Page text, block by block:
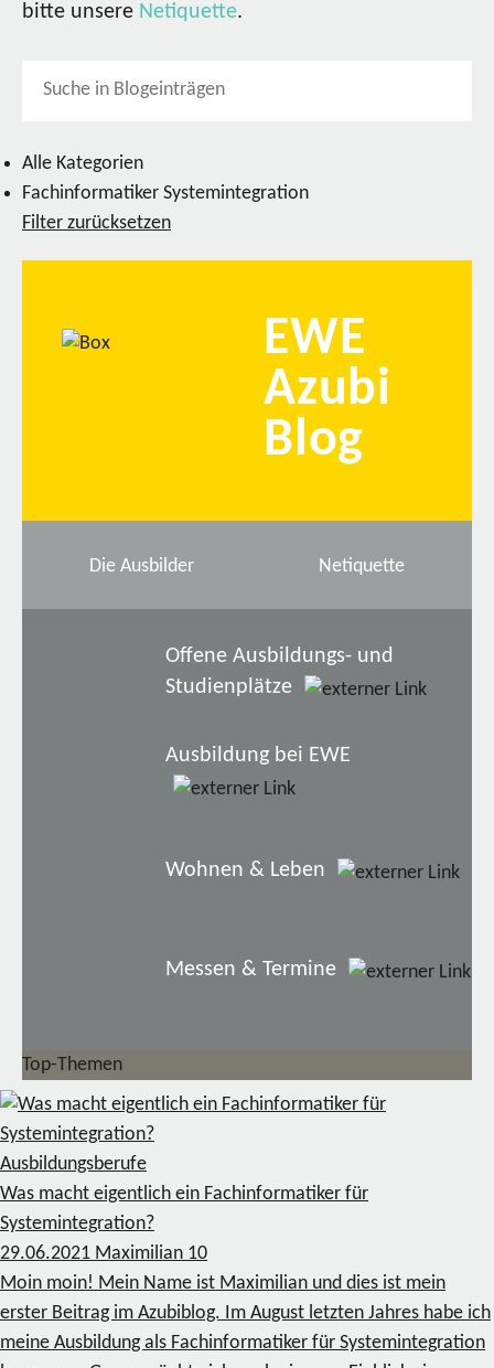
bitte unsere Netiquette.
Alle Kategorien
Fachinformatiker Systemintegration
Filter zurücksetzen
EWE
Azubi
Blog
Die Ausbilder Netiquette
Offene Ausbildungs- und
Studienplätze
Ausbildung bei EWE
Wohnen & Leben
Messen & Termine
Top-Themen
Ausbildungsberufe
Was macht eigentlich ein Fachinformatiker für
Systemintegration?
29.06.2021 Maximilian 10
Moin moin! Mein Name ist Maximilian und dies ist mein
erster Beitrag im Azubiblog. Im August letzten Jahres habe ich
meine Ausbildung als Fachinformatiker für Systemintegration